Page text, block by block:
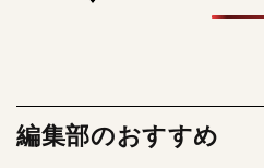
編集部のおすすめ